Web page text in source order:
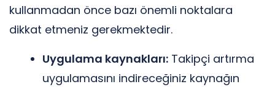
kullanmadan önce bazı önemli noktalara
dikkat etmeniz gerekmektedir.
Uygulama kaynakları: Takipçi artırma
uygulamasını indireceğiniz kaynağın